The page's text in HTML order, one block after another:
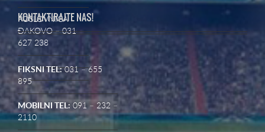
POSLOVNICA
ĐAKOVO – 031
627 238
KONTAKTIRAJTE NAS!
FIKSNI TEL:031 – 655
895
MOBILNI TEL: 091 – 232 –
2110